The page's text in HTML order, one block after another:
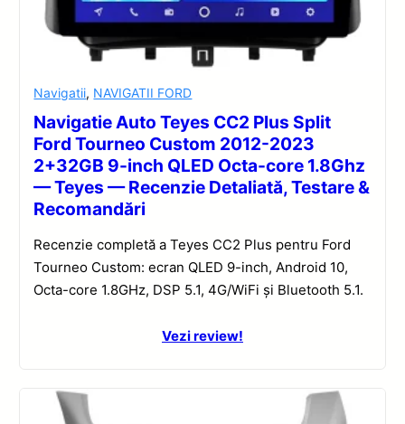
Navigatii, NAVIGATII FORD
Navigatie Auto Teyes CC2 Plus Split
Ford Tourneo Custom 2012-2023
2+32GB 9-inch QLED Octa-core 1.8Ghz
— Teyes — Recenzie Detaliată, Testare &
Recomandări
Recenzie completă a Teyes CC2 Plus pentru Ford
Tourneo Custom: ecran QLED 9-inch, Android 10,
Octa-core 1.8GHz, DSP 5.1, 4G/WiFi și Bluetooth 5.1.
Vezi review!